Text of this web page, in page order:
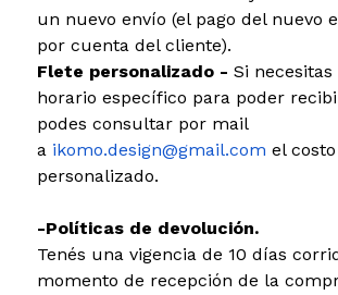
un nuevo envío (el pago del nuevo
por cuenta del cliente).
Flete personalizado - Si
horario específico para poder
podes consultar por mail
a ikomo.design@gmail.com el
personalizado.
-Políticas de devolución.
Tenés una vigencia de 10 días
momento de recepción de la